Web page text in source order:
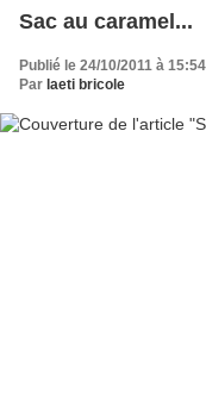
Sac au caramel...
Publié le 24/10/2011 à 15:54
Par laeti bricole